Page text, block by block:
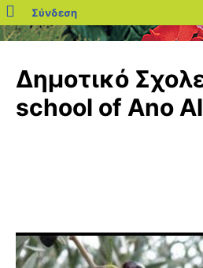
blogs.sch.gr
Σύνδεση
περιεχόμενο
Δημοτικό
school of Ano